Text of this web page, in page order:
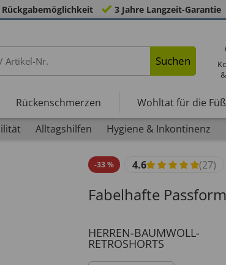
Rückgabemöglichkeit 3 Jahre Langzeit-Garantie
Suchen
Rückenschmerzen Wohltat für die
Alltagshilfen Hygiene & Inkontinenz
-33% 4.6 (27)
Fabelhafte
HERREN-BAUMWOLL-
RETROSHORTS